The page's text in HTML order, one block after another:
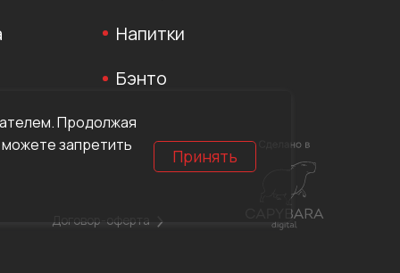
Напитки
Бэнто
Договор-оферта
Продолжая
запретить
Принять